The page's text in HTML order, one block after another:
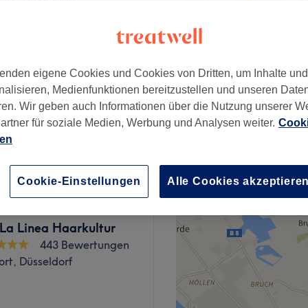
ab 22,50 €
Spare bis zu 10%
ab 36 €
Linea Haarkultur
443 Bewertungen
Düsseldorf
eigene Cookies und Cookies von Dritten, um Inhalte
Medienfunktionen bereitzustellen und unseren
Wir geben auch Informationen über die Nutzung unserer
für soziale Medien, Werbung und Analysen weiter.
Cookie-Einstellungen Alle Cookies akzeptieren